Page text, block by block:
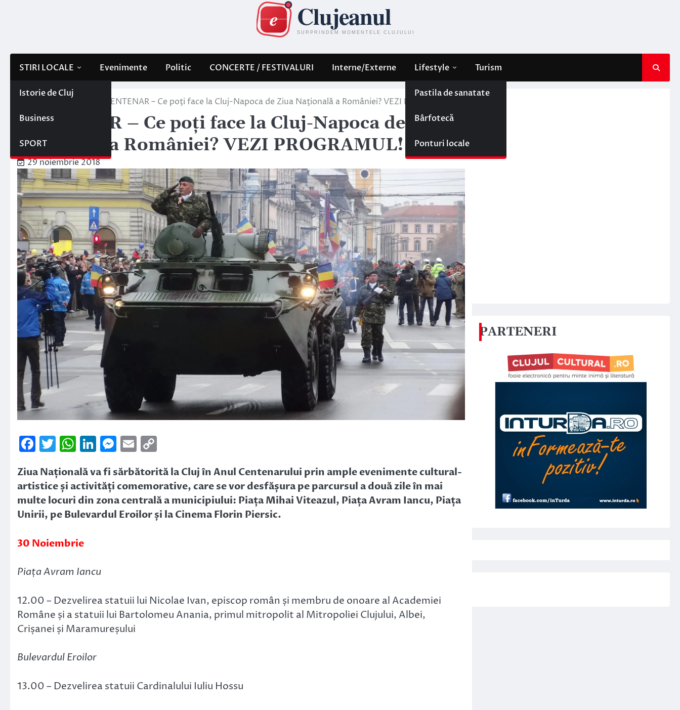
STIRI LOCALE
Istorie de Cluj
Business
SPORT
Evenimente Politic CONCERTE / FESTIVALURI Interne/Externe Lifestyle
Pastila de sanatate
Bârfotecă
Ponturi locale
Turism
Stiri locale CENTENAR – Ce poţi face la Cluj-Napoca de Ziua Naţională a României? VEZI PROGRAMUL!
CENTENAR – Ce poţi face la Cluj-Napoca de Ziua
Naţională a României? VEZI PROGRAMUL!
29 noiembrie 2018
Facebook
Twitter
WhatsApp
LinkedIn
Messenger
Email
Ziua Națională va fi sărbătorită la Cluj în Anul Centenarului prin ample evenimente cultural-
artistice și activități comemorative, care se vor desfășura pe parcursul a două zile în mai
multe locuri din zona centrală a municipiului: Piața Mihai Viteazul, Piața Avram Iancu, Piața
Unirii, pe Bulevardul Eroilor și la Cinema Florin Piersic.
30 Noiembrie
Piața Avram Iancu
12.00 – Dezvelirea statuii lui Nicolae Ivan, episcop român și membru de onoare al Academiei
Române și a statuii lui Bartolomeu Anania, primul mitropolit al Mitropoliei Clujului, Albei,
Crișanei și Maramureșului
Bulevardul Eroilor
13.00 – Dezvelirea statuii Cardinalului Iuliu Hossu
PARTENERI